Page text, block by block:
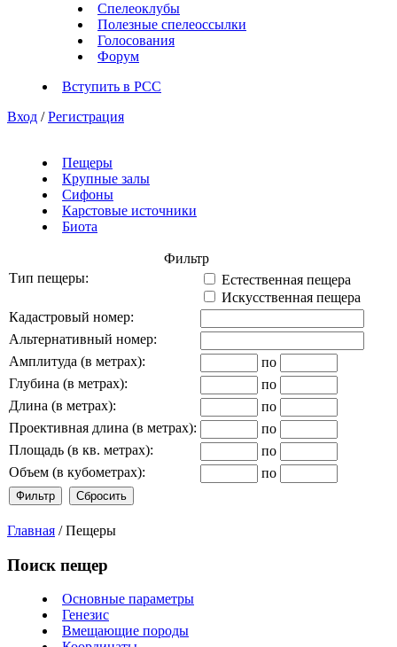
Спелеоклубы
Полезные спелеоссылки
Голосования
Форум
Вступить в РСС
Вход / Регистрация
Пещеры
Крупные залы
Сифоны
Карстовые источники
Биота
Фильтр
Тип пещеры:
Естественная пещера
Искусственная пещера
Кадастровый номер:
Альтернативный номер:
Амплитуда (в метрах):
по
Глубина (в метрах):
по
Длина (в метрах):
по
Проективная длина (в метрах):
по
Площадь (в кв. метрах):
по
Объем (в кубометрах):
по
Главная / Пещеры
Поиск пещер
Основные параметры
Генезис
Вмещающие породы